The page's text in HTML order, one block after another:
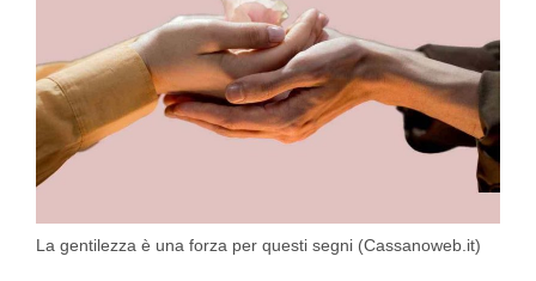
La gentilezza è una forza per questi segni (Cassanoweb.it)